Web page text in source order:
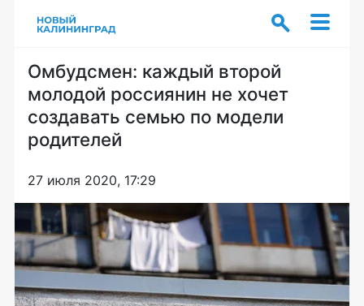
Омбудсмен: каждый второй
молодой россиянин не хочет
создавать семью по модели
родителей
27 июля 2020, 17:29